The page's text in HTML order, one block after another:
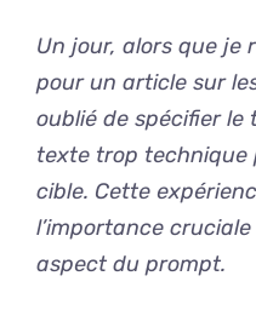
Un jour, alors que je
pour un article sur
oublié de spécifier
texte trop technique
cible. Cette
l’importance
aspect du prompt.